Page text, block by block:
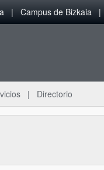
Campus de Bizkaia
Directorio